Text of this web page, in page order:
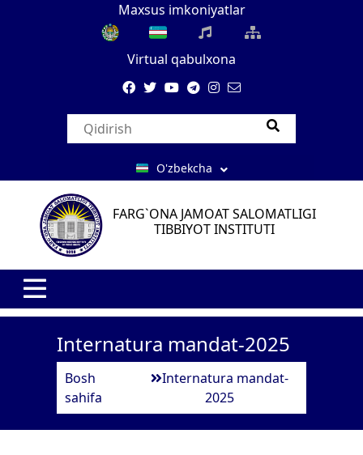
Maxsus imkoniyatlar
Virtual qabulxona
O'zbekcha
FARG`ONA JAMOAT SALOMATLIGI
TIBBIYOT INSTITUTI
Internatura mandat-2025
Bosh
sahifa
Internatura mandat-
2025